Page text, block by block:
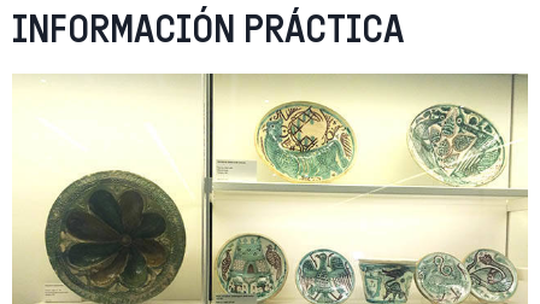
INFORMACIÓN PRÁCTICA